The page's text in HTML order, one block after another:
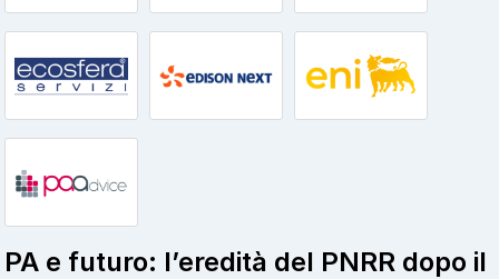
PA e futuro: l’eredità del PNRR dopo il